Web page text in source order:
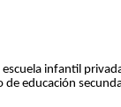
escuela infantil
educación